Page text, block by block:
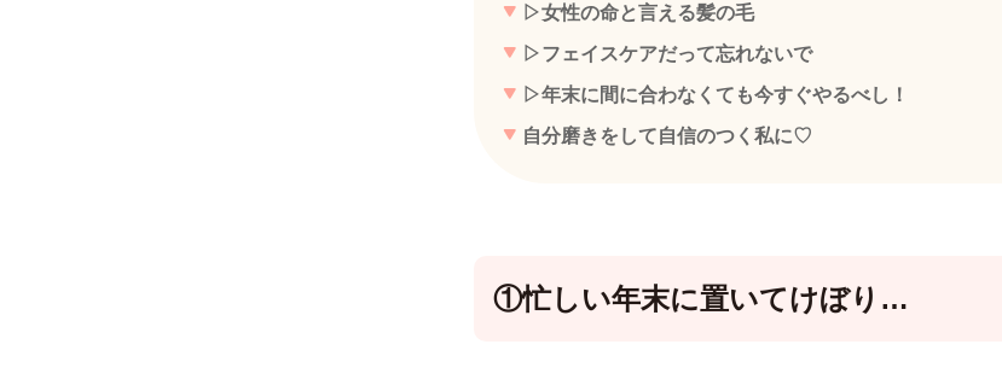
▷女性の命と言える髪の毛
▷フェイスケアだって忘れないで
▷年末に間に合わなくても今すぐやるべし！
自分磨きをして自信のつく私に♡
①忙しい年末に置いてけぼり…